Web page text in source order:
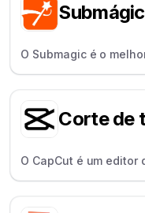
O Submagic é o
viral em mais de 100
Corte de
O CapCut é um
e computador,